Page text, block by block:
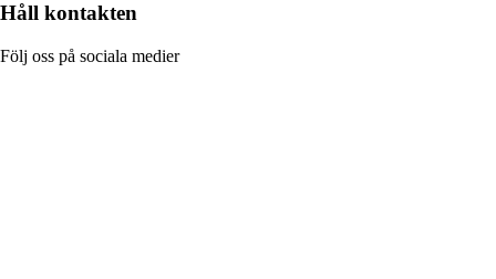
Håll kontakten
Följ oss på sociala medier